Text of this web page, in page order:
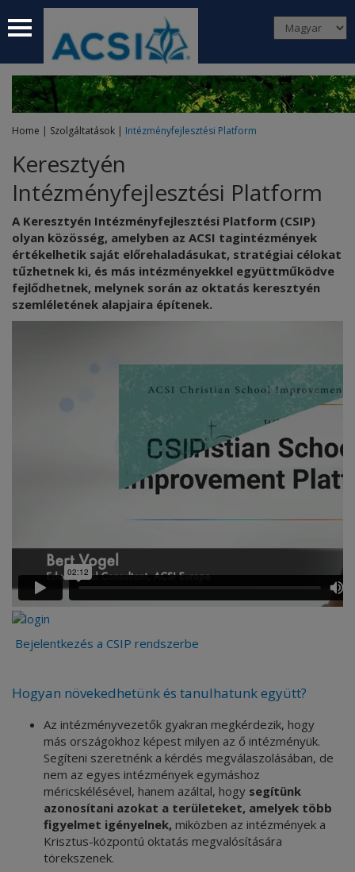
Home | Szolgáltatások | Intézményfejlesztési Platform
Keresztyén
Intézményfejlesztési Platform
A Keresztyén Intézményfejlesztési Platform (CSIP)
olyan közösség, amelyben az ACSI tagintézmények
értékelhetik saját előrehaladásukat, stratégiai célokat
tűzhetnek ki, és más intézményekkel együttműködve
fejlődhetnek, melynek során az oktatás keresztyén
szemléletének alapjaira építenek.
Bejelentkezés a CSIP rendszerbe
Hogyan növekedhetünk és tanulhatunk együtt?
Az intézményvezetők gyakran megkérdezik, hogy
más országokhoz képest milyen az ő intézményük.
Segíteni szeretnénk a kérdés megválaszolásában, de
nem az egyes intézmények egymáshoz
méricskélésével, hanem azáltal, hogy segítünk
azonosítani azokat a területeket, amelyek több
figyelmet igényelnek, miközben az intézmények a
Krisztus-központú oktatás megvalósítására
törekszenek.